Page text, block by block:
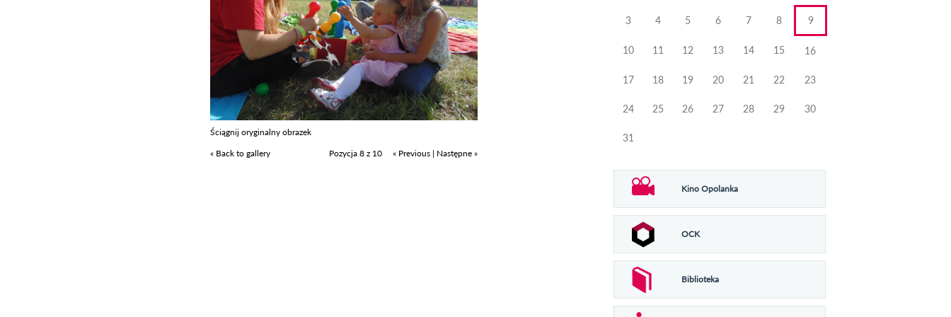
Ściągnij oryginalny obrazek
« Back to gallery
Pozycja 8 z 10 « Previous | Następne »
3 4 5 6 7 8 9
10 11 12 13 14 15 16
17 18 19 20 21 22 23
24 25 26 27 28 29 30
31
Kino Opolanka
OCK
Biblioteka